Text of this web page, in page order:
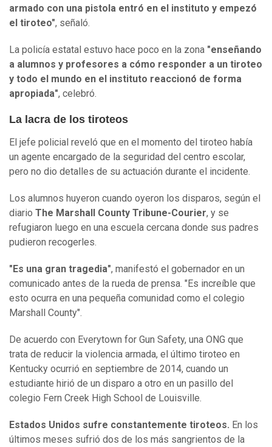
armado con una pistola entró en el instituto y empezó
el tiroteo", señaló.
La policía estatal estuvo hace poco en la zona "enseñando
a alumnos y profesores a cómo responder a un tiroteo
y todo el mundo en el instituto reaccionó de forma
apropiada", celebró.
La lacra de los tiroteos
El jefe policial reveló que en el momento del tiroteo había
un agente encargado de la seguridad del centro escolar,
pero no dio detalles de su actuación durante el incidente.
Los alumnos huyeron cuando oyeron los disparos, según el
diario The Marshall County Tribune-Courier, y se
refugiaron luego en una escuela cercana donde sus padres
pudieron recogerles.
"Es una gran tragedia", manifestó el gobernador en un
comunicado antes de la rueda de prensa. "Es increíble que
esto ocurra en una pequeña comunidad como el colegio
Marshall County".
De acuerdo con Everytown for Gun Safety, una ONG que
trata de reducir la violencia armada, el último tiroteo en
Kentucky ocurrió en septiembre de 2014, cuando un
estudiante hirió de un disparo a otro en un pasillo del
colegio Fern Creek High School de Louisville.
Estados Unidos sufre constantemente tiroteos. En los
últimos meses sufrió dos de los más sangrientos de la